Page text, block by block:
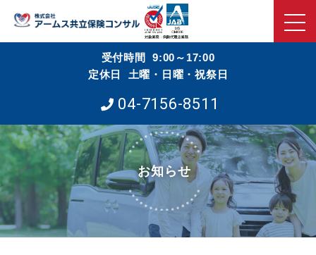
受付時間 9:00～17:00
定休日 土曜・日曜・祝祭日
04-7156-8511
お知らせ